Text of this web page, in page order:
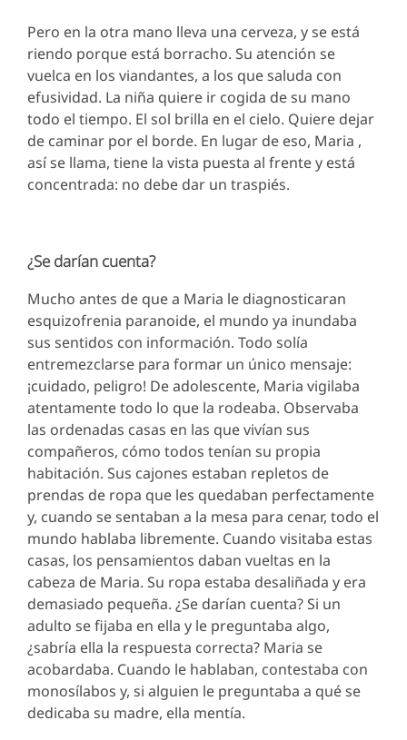
Pero en la otra mano lleva una cerveza, y se está
riendo porque está borracho. Su atención se
vuelca en los viandantes, a los que saluda con
efusividad. La niña quiere ir cogida de su mano
todo el tiempo. El sol brilla en el cielo. Quiere dejar
de caminar por el borde. En lugar de eso, Maria ,
así se llama, tiene la vista puesta al frente y está
concentrada: no debe dar un traspiés.
¿Se darían cuenta?
Mucho antes de que a Maria le diagnosticaran
esquizofrenia paranoide, el mundo ya inundaba
sus sentidos con información. Todo solía
entremezclarse para formar un único mensaje:
¡cuidado, peligro! De adolescente, Maria vigilaba
atentamente todo lo que la rodeaba. Observaba
las ordenadas casas en las que vivían sus
compañeros, cómo todos tenían su propia
habitación. Sus cajones estaban repletos de
prendas de ropa que les quedaban perfectamente
y, cuando se sentaban a la mesa para cenar, todo el
mundo hablaba libremente. Cuando visitaba estas
casas, los pensamientos daban vueltas en la
cabeza de Maria. Su ropa estaba desaliñada y era
demasiado pequeña. ¿Se darían cuenta? Si un
adulto se fijaba en ella y le preguntaba algo,
¿sabría ella la respuesta correcta? Maria se
acobardaba. Cuando le hablaban, contestaba con
monosílabos y, si alguien le preguntaba a qué se
dedicaba su madre, ella mentía.